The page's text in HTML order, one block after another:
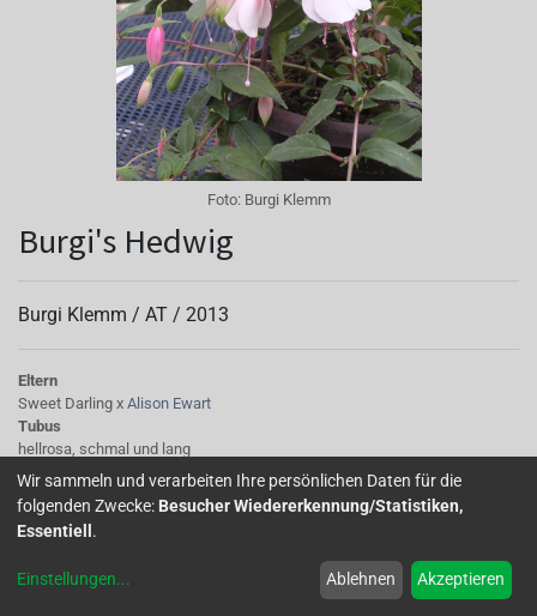
Foto: Burgi Klemm
Burgi's Hedwig
Burgi Klemm / AT / 2013
Eltern
Sweet Darling x Alison Ewart
Tubus
hellrosa, schmal und lang
Sepalen
rosa, voll zurückgeschlagen (fully up)
Korolle/Petalen
einfach, weiß mit rotrosa Aderung und ¾ geöffnet (3/4 flared) sehr reich
Staubgefäße
Wir sammeln und verarbeiten Ihre persönlichen Daten für die
folgenden Zwecke: Besucher Wiedererkennung/Statistiken,
Essentiell .
Einstellungen... Ablehnen Akzeptieren